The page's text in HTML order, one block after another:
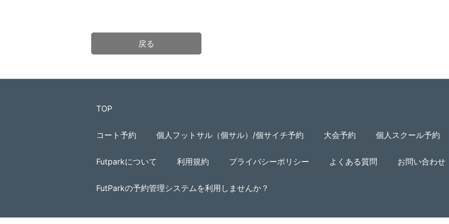
戻る
TOP
コート予約 個人フットサル（個サル）/個サイチ予約 大会予約 個人スクール予約
Futparkについて 利用規約 プライバシーポリシー よくある質問 お問い合わせ
FutParkの予約管理システムを利用しませんか？